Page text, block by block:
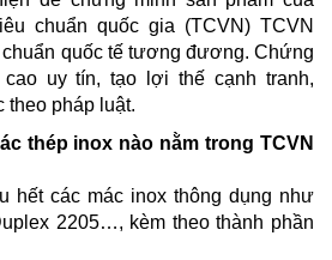
chuẩn quốc gia (TCVN) TCVN
quốc tế tương đương. Chứng
uy tín, tạo lợi thế cạnh tranh,
theo pháp luật.
thép inox nào nằm trong TCVN
hết các mác inox thông dụng như
2205…, kèm theo thành phần